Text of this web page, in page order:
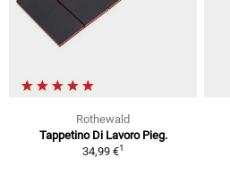
Rothewald
Tappetino Di Lavoro Pieg.
34,99 €1